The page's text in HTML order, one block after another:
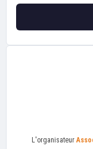
L'organisateur